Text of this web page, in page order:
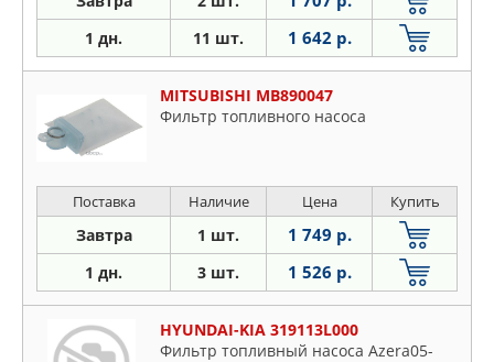
1 дн. 11 шт. 1 642 р.
MITSUBISHI MB890047
Фильтр топливного насоса
Поставка Наличие Цена Купить
Завтра 1 шт. 1 749 р.
1 дн. 3 шт. 1 526 р.
HYUNDAI-KIA 319113L000
Фильтр топливный насоса Azera05-